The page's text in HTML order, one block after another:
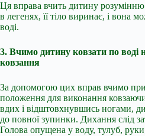
Ця вправа вчить дитину розумінню
в легенях, її тіло виринає, і вона
воді.
3. Вчимо дитину ковзати по воді
ковзання
За допомогою цих вправ вчимо
положення для виконання
вдих і відштовхнувшись ногами,
до повної зупинки. Дихання слід
Голова опущена у воду, тулуб,